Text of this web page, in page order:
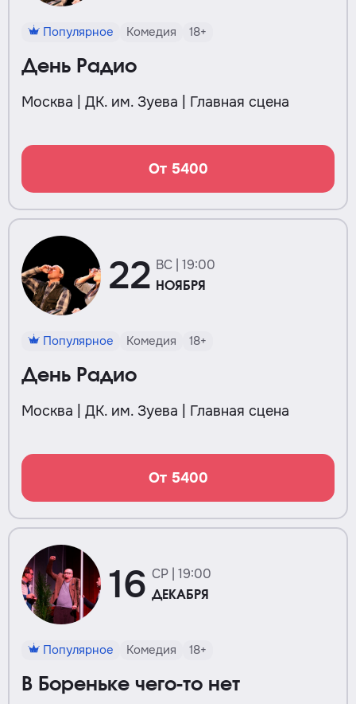
Популярное Комедия 18+
День Радио
Москва | ДК. им. Зуева | Главная сцена
От 5400
22 ВС | 19:00
НОЯБРЯ
Популярное Комедия 18+
День Радио
Москва | ДК. им. Зуева | Главная сцена
От 5400
16 СР | 19:00
ДЕКАБРЯ
Популярное Комедия 18+
В Бореньке чего-то нет